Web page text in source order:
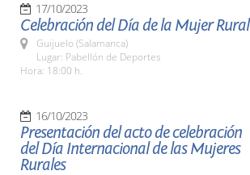
17/10/2023
Celebración del Día de la Mujer Rural
Guijuelo (Salamanca)
Lugar: Pabellón de Deportes
Hora: 18:00 h.
16/10/2023
Presentación del acto de celebración
del Día Internacional de las Mujeres
Rurales